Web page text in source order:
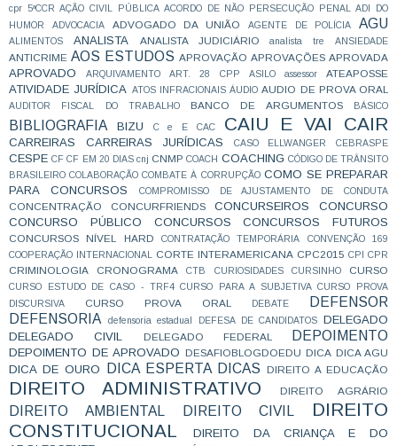
cpr
5ªCCR AÇÃO CIVIL PÚBLICA ACORDO DE NÃO PERSECUÇÃO PENAL ADI DO
HUMOR
ADVOCACIA ADVOGADO DA UNIÃO AGENTE DE POLÍCIA AGU
ALIMENTOS ANALISTA ANALISTA JUDICIÁRIO analista tre ANSIEDADE
ANTICRIME AOS ESTUDOS APROVAÇÃO APROVAÇÕES APROVADA
APROVADO ARQUIVAMENTO ART. 28 CPP ASILO assessor ATEAPOSSE
ATIVIDADE JURÍDICA ATOS INFRACIONAIS ÁUDIO AUDIO DE PROVA ORAL
AUDITOR FISCAL DO TRABALHO BANCO DE ARGUMENTOS BÁSICO
BIBLIOGRAFIA BIZU C e E CAC CAIU E VAI CAIR
CARREIRAS CARREIRAS JURÍDICAS CASO ELLWANGER CEBRASPE
CESPE CF CF EM 20 DIAS cnj CNMP COACH COACHING CÓDIGO DE TRÂNSITO
BRASILEIRO COLABORAÇÃO COMBATE À CORRUPÇÃO COMO SE PREPARAR
PARA CONCURSOS
COMPROMISSO DE AJUSTAMENTO DE CONDUTA
CONCENTRAÇÃO CONCURFRIENDS CONCURSEIROS
CONCURSO
CONCURSO PÚBLICO
CONCURSOS CONCURSOS FUTUROS
CONCURSOS NÍVEL HARD CONTRATAÇÃO TEMPORÁRIA
CONVENÇÃO 169
COOPERAÇÃO INTERNACIONAL CORTE INTERAMERICANA CPC2015 CPI CPR
CRIMINOLOGIA CRONOGRAMA CTB CURIOSIDADES CURSINHO CURSO
CURSO ESTUDO DE CASO - TRF4 CURSO PARA A SUBJETIVA
CURSO PROVA
DISCURSIVA
CURSO PROVA ORAL DEBATE
DEFENSOR
DEFENSORIA
defensoria estadual DEFESA DE CANDIDATOS
DELEGADO
DELEGADO CIVIL
DELEGADO FEDERAL DEPOIMENTO
DEPOIMENTO DE APROVADO DESAFIOBLOGDOEDU DICA DICA AGU
DICA DE OURO DICA ESPERTA DICAS DIREITO A EDUCAÇÃO
DIREITO ADMINISTRATIVO DIREITO AGRÁRIO
DIREITO AMBIENTAL DIREITO CIVIL
DIREITO
CONSTITUCIONAL
DIREITO DA CRIANÇA E DO